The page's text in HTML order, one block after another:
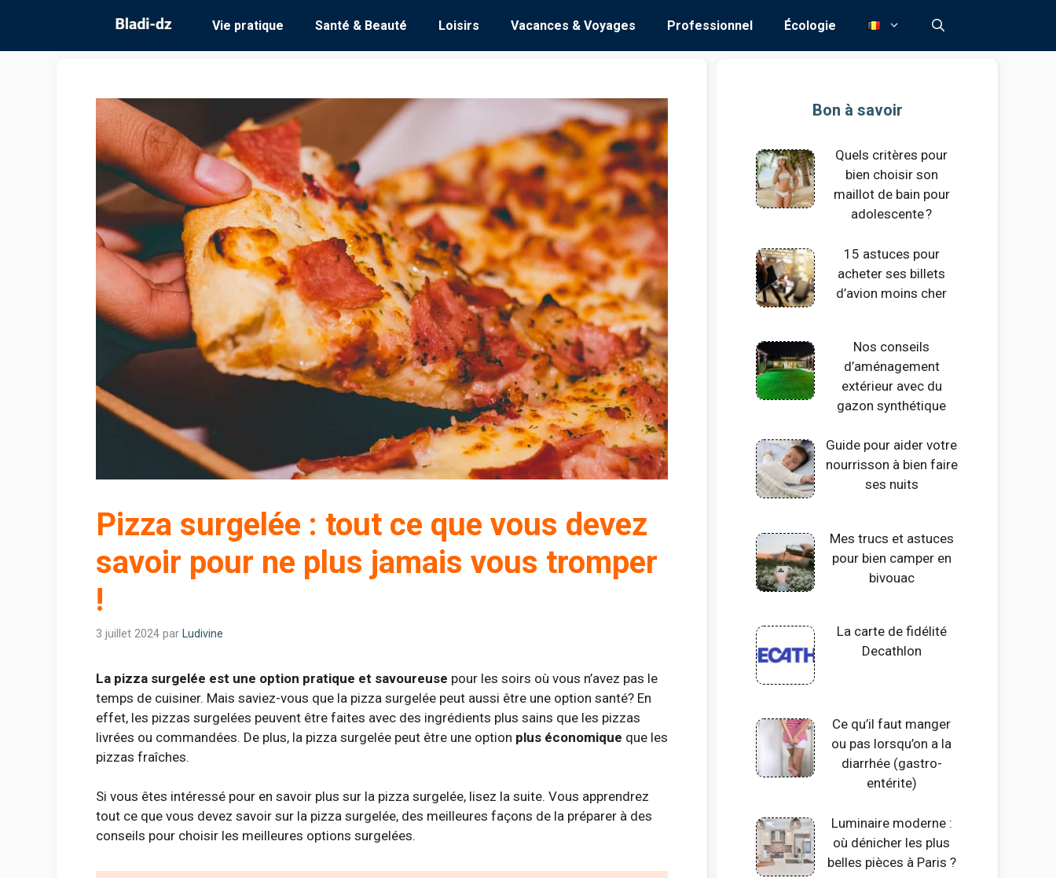
contenu
Vie pratique Santé & Beauté Loisirs Vacances & Voyages Professionnel Écologie
Pizza surgelée : tout ce que vous devez
savoir pour ne plus jamais vous tromper
!
3 juillet 2024 par Ludivine
La pizza surgelée est une option pratique et savoureuse pour les soirs où vous n’avez pas le
temps de cuisiner. Mais saviez-vous que la pizza surgelée peut aussi être une option santé? En
effet, les pizzas surgelées peuvent être faites avec des ingrédients plus sains que les pizzas
livrées ou commandées. De plus, la pizza surgelée peut être une option plus économique que les
pizzas fraîches.
Si vous êtes intéressé pour en savoir plus sur la pizza surgelée, lisez la suite. Vous apprendrez
tout ce que vous devez savoir sur la pizza surgelée, des meilleures façons de la préparer à des
conseils pour choisir les meilleures options surgelées.
Bon à savoir
Quels critères pour
bien choisir son
maillot de bain pour
adolescente ?
15 astuces pour
acheter ses billets
d’avion moins cher
Nos conseils
d’aménagement
extérieur avec du
gazon synthétique
Guide pour aider votre
nourrisson à bien faire
ses nuits
Mes trucs et astuces
pour bien camper en
bivouac
La carte de fidélité
Decathlon
Ce qu’il faut manger
ou pas lorsqu’on a la
diarrhée (gastro-
entérite)
Luminaire moderne :
où dénicher les plus
belles pièces à Paris ?